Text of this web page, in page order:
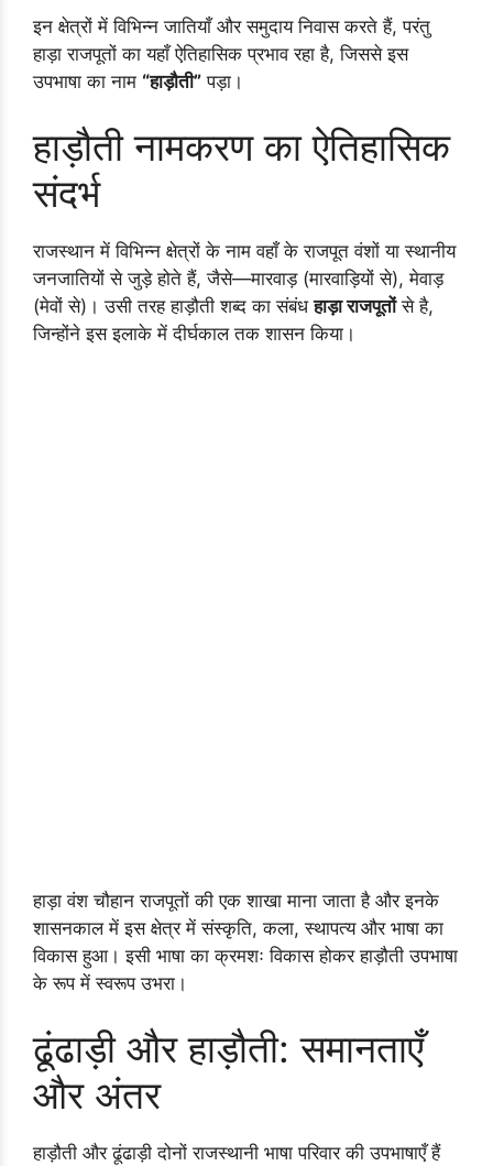
इन क्षेत्रों में विभिन्न जातियाँ और समुदाय निवास करते हैं, परंतु
हाड़ा राजपूतों का यहाँ ऐतिहासिक प्रभाव रहा है, जिससे इस
उपभाषा का नाम “हाड़ौती” पड़ा।
हाड़ौती नामकरण का ऐतिहासिक
संदर्भ
राजस्थान में विभिन्न क्षेत्रों के नाम वहाँ के राजपूत वंशों या स्थानीय
जनजातियों से जुड़े होते हैं, जैसे—मारवाड़ (मारवाड़ियों से), मेवाड़
(मेवों से)। उसी तरह हाड़ौती शब्द का संबंधहाड़ा राजपूतोंसे है,
जिन्होंने इस इलाके में दीर्घकाल तक शासन किया।
हाड़ा वंश चौहान राजपूतों की एक शाखा माना जाता है और इनके
शासनकाल में इस क्षेत्र में संस्कृति, कला, स्थापत्य और भाषा का
विकास हुआ। इसी भाषा का क्रमशः विकास होकर हाड़ौती उपभाषा
के रूप में स्वरूप उभरा।
ढूंढाड़ी और हाड़ौती: समानताएँ
और अंतर
हाड़ौती और ढूंढाड़ी दोनों राजस्थानी भाषा परिवार की उपभाषाएँ हैं